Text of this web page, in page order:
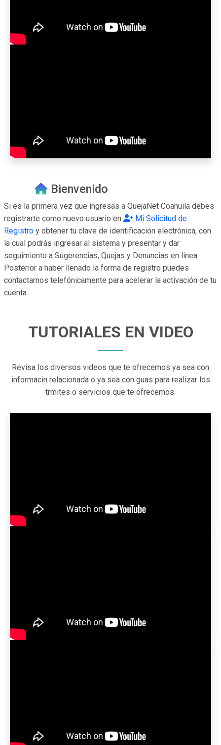
Bienvenido
Si es la primera vez que ingresas a QuejaNet Coahuila debes
registrarte como nuevo usuario en
Mi Solicitud de
Registro y obtener tu clave de identificación electrónica, con
la cual podrás ingresar al sistema y presentar y dar
seguimiento a Sugerencias, Quejas y Denuncias en línea.
Posterior a haber llenado la forma de registro puedes
contactarnos telefónicamente para acelerar la activación de tu
cuenta.
TUTORIALES EN VIDEO
Revisa los diversos videos que te ofrecemos ya sea con
informacin relacionada o ya sea con guas para realizar los
trmites o servicios que te ofrecemos.